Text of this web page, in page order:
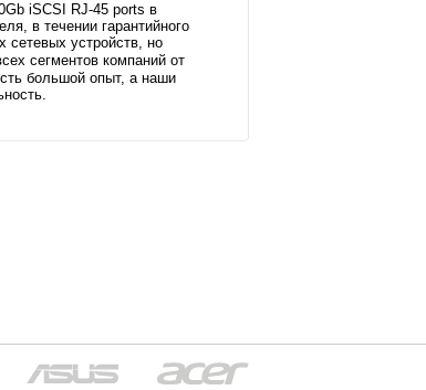
iSCSI RJ-45 ports в
в течении гарантийного
сетевых устройств, но
сегментов компаний от
большой опыт, а наши